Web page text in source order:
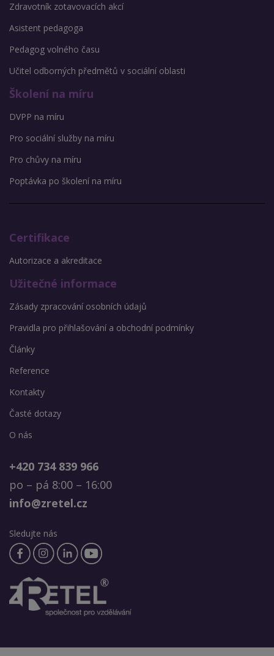
Zdravotník zotavovacích akcí
Asistent pedagoga
Pedagog volného času
Učitel odborných předmětů v sociální oblasti
Školení na míru
DVPP na míru
Pro sociální služby na míru
Pro chůvy na míru
Poptávka po školení na míru
Certifikace
Autorizace a akreditace
Užitečné informace
Zásady zpracování osobních údajů
Pravidla pro přihlašování a obchodní podmínky
Články
Reference
Kontakty
Časté dotazy
O nás
+420 734 839 966
po – pá 8:00 – 16:00
info@zretel.cz
Sledujte nás